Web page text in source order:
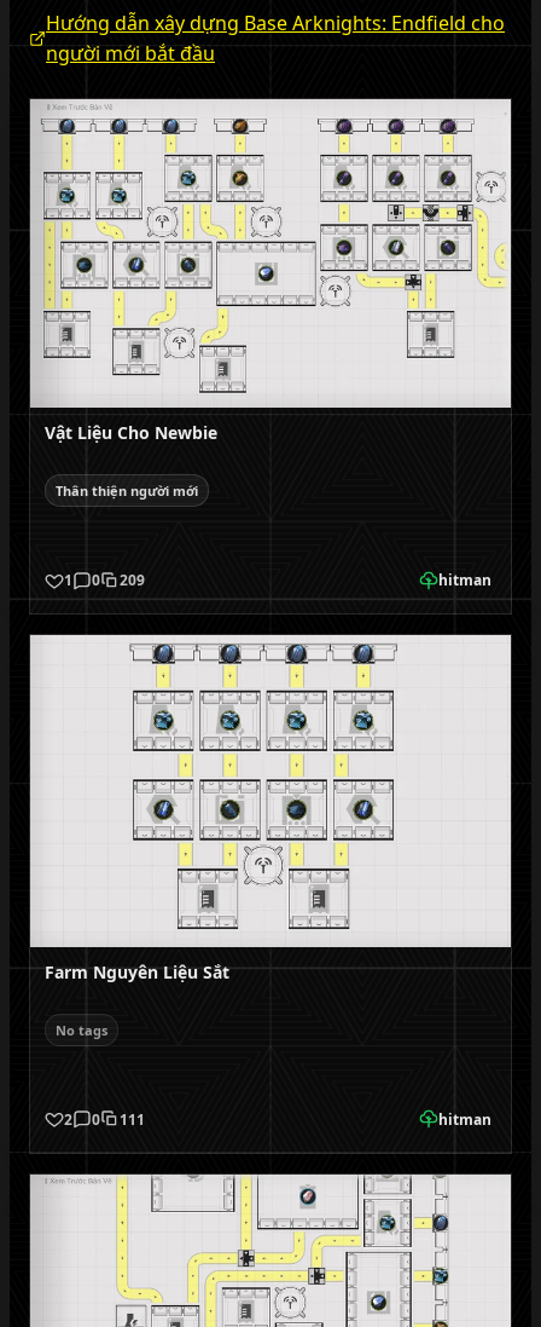
Hướng dẫn xây dựng Base Arknights: Endfield cho
người mới bắt đầu
Vật Liệu Cho Newbie
Thân thiện người mới
1 0 209 hitman
Farm Nguyên Liệu Sắt
No tags
2 0 111 hitman